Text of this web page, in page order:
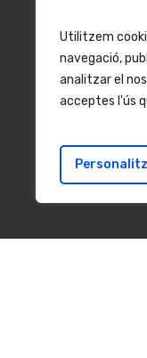
Utilitzem
navegació,
analitzar el
acceptes l'ús